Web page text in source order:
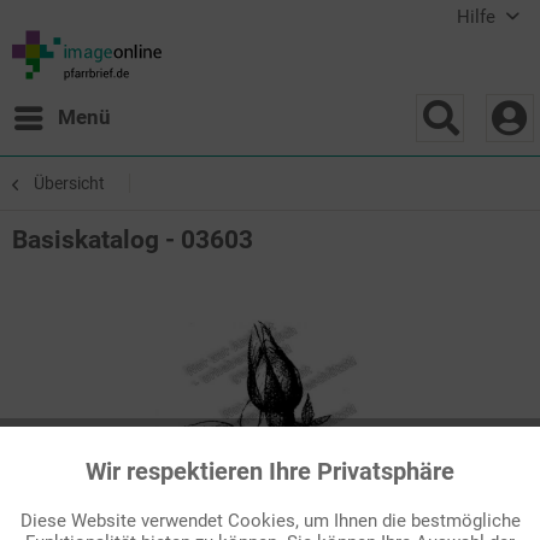
Hilfe
Menü
Übersicht
Basiskatalog - 03603
Funktionale Aktiv
Wir respektieren Ihre Privatsphäre
Diese Website verwendet Cookies, um Ihnen die bestmögliche